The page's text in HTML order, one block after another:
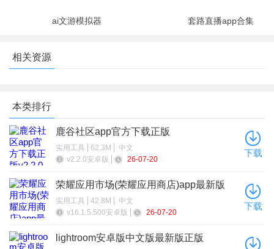
ai文游模拟器 套路直播app合集
相关资源
本类排行
鹿谷社区app官方下载正版
实用工具 62.3M
中文
v2.2.0安卓版
26-07-20
下载
荣耀应用市场(荣耀应用商店)app最新版
2026
实用工具 42.8M
中文
v16.1.5.500安卓版
26-07-20
下载
lightroom安卓版中文版最新版正版